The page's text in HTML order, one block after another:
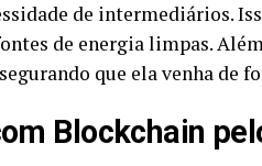
de intermediários.
de energia limpas.
que ela venha de
Blockchain